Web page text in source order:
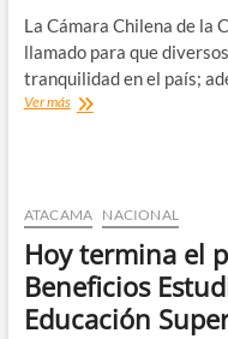
La Cámara Chilena de la
llamado para que
tranquilidad en el país;
Ver másCámara
considera
legítimas
las
demandas
sociales
pero
ATACAMA NACIONAL
Hoy termina el
Beneficios
Educación